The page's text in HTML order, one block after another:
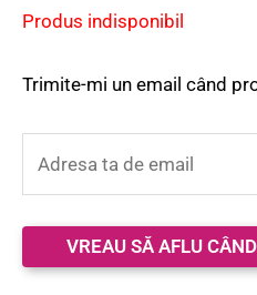
Produs indisponibil
Trimite-mi un email când